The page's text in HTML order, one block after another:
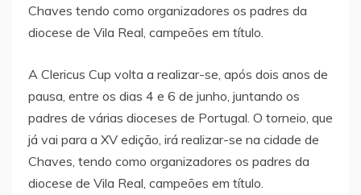
Chaves tendo como organizadores os padres da
diocese de Vila Real, campeões em título.
A Clericus Cup volta a realizar-se, após dois anos de
pausa, entre os dias 4 e 6 de junho, juntando os
padres de várias dioceses de Portugal. O torneio, que
já vai para a XV edição, irá realizar-se na cidade de
Chaves, tendo como organizadores os padres da
diocese de Vila Real, campeões em título.